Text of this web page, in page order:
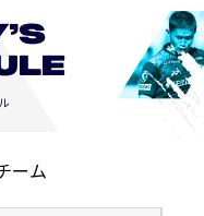
ーム